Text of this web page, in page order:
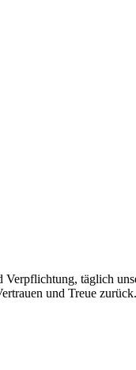
Verpflichtung, täglich
und Treue zurück.